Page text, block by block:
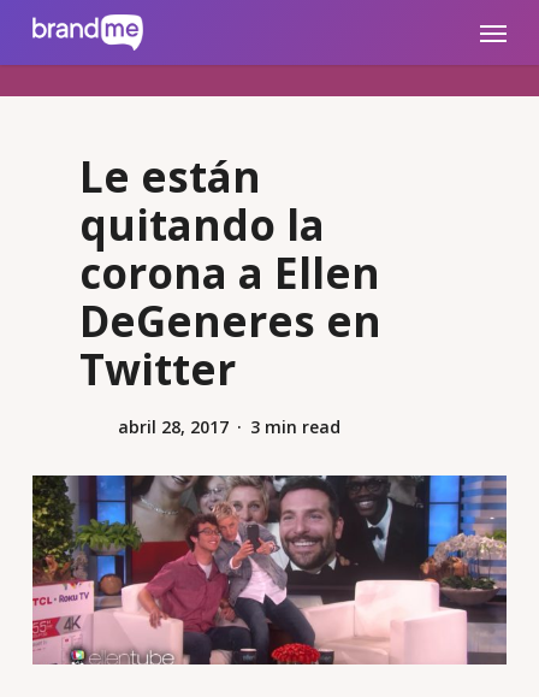
brandme.la Menu
Le están
quitando la
corona a Ellen
DeGeneres en
Twitter
abril 28, 2017 3 min read